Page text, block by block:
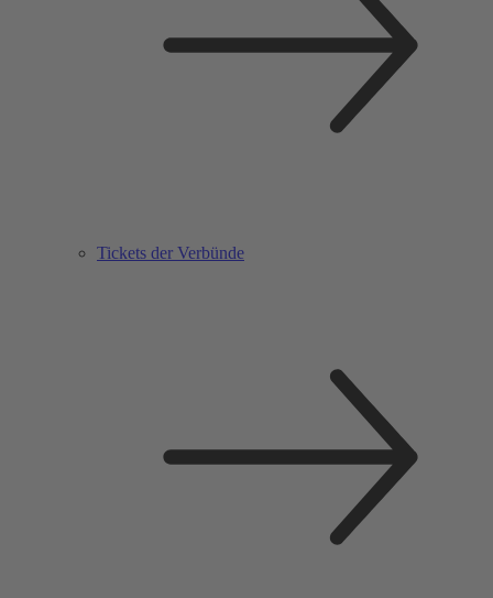
Tickets der Verbünde